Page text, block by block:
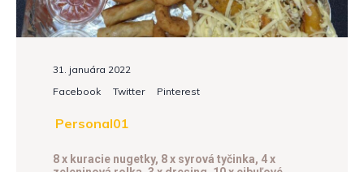
31. januára 2022
Facebook
Twitter Pinterest
Personal01
8 x kuracie nugetky, 8 x syrová tyčinka, 4 x